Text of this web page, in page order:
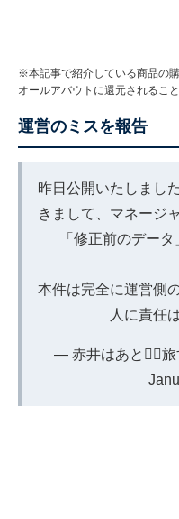
※本記事で紹介している商品の
オールアバウトに還元されること
運営のミスを報告
昨日公開いたしまし
きまして、マネージ
「修正前のデー
本件は完全に運営側
人に責任
— 赤井はあと❤️‍🔥